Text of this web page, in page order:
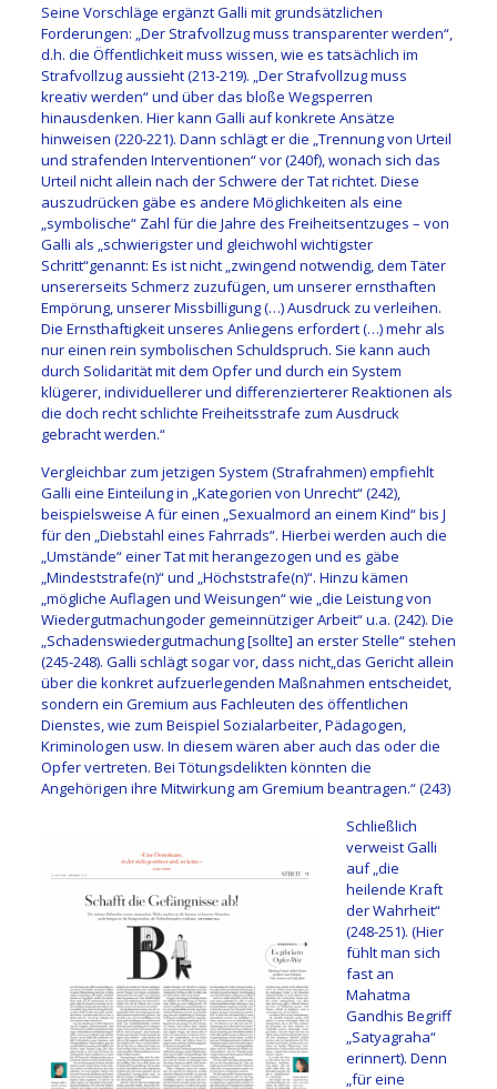
Seine Vorschläge ergänztGalli mit grundsätzlichen
Forderungen: „Der Strafvollzug muss transparenter werden“,
d.h. die Öffentlichkeit muss wissen, wie es tatsächlich im
Strafvollzug aussieht(213-219). „Der Strafvollzug muss
kreativ werden“ und über das bloße Wegsperren
hinausdenken. Hier kann Galli auf konkrete Ansätze
hinweisen (220-221). Dann schlägt er die „Trennung von Urteil
und strafenden Interventionen“ vor (240f), wonach sich das
Urteil nicht allein nach der Schwere der Tat richtet. Diese
auszudrücken gäbe es andere Möglichkeiten als eine
„symbolische“ Zahl für die Jahre des Freiheitsentzuges – von
Galli als „schwierigsterund gleichwohl wichtigster
Schritt“genannt: Es ist nicht „zwingend notwendig, dem Täter
unsererseits Schmerz zuzufügen, um unserer ernsthaften
Empörung, unserer Missbilligung(…)Ausdruck zu verleihen.
Die Ernsthaftigkeit unseres Anliegens erfordert(…)mehr als
nur einen rein symbolischen Schuldspruch. Sie kann auch
durch Solidarität mit dem Opfer und durch ein System
klügerer, individuellerer und differenzierterer Reaktionen als
die doch recht schlichte Freiheitsstrafe zum Ausdruck
gebracht werden.“
Vergleichbar zum jetzigen System (Strafrahmen) empfiehlt
Galli eine Einteilung in „Kategorien von Unrecht“(242),
beispielsweise Afür einen „Sexualmord an einem Kind“ bis J
für den „Diebstahl eines Fahrrads“. Hierbei werden auch die
„Umstände“ einer Tat mit herangezogen und es gäbe
„Mindeststrafe(n)“ und „Höchststrafe(n)“. Hinzu kämen
„mögliche Auflagen und Weisungen“ wie „die Leistungvon
Wiedergutmachungoder gemeinnütziger Arbeit“ u.a. (242). Die
„Schadenswiedergutmachung[sollte] an erster Stelle“ stehen
(245-248). Galli schlägt sogar vor, dass nicht„das Gericht allein
über die konkret aufzuerlegenden Maßnahmen entscheidet,
sondern ein Gremium aus Fachleuten des öffentlichen
Dienstes, wie zum Beispiel Sozialarbeiter, Pädagogen,
Kriminologen usw. In diesem wären aber auch das oder die
Opfer vertreten. Bei Tötungsdelikten könnten die
Angehörigen ihre Mitwirkung am Gremium beantragen.“(243)
Schließlich
verweistGalli
auf„die
heilende Kraft
der Wahrheit“
(248-251). (Hier
fühlt man sich
fast an
Mahatma
Gandhis Begriff
„Satyagraha“
erinnert). Denn
„für eine